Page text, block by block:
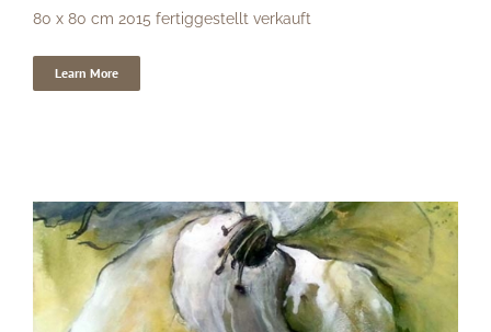
80 x 80 cm 2015 fertiggestellt verkauft
Learn More
Amaryllis flow